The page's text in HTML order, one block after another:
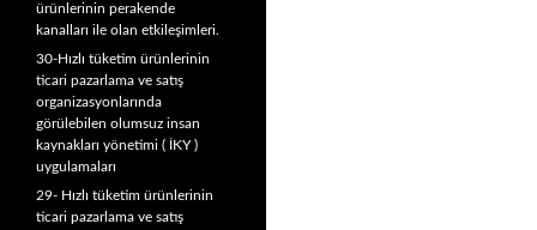
ürünlerinin perakende
kanalları ile olan etkileşimleri.
30-Hızlı tüketim ürünlerinin
ticari pazarlama ve satış
organizasyonlarında
görülebilen olumsuz insan
kaynakları yönetimi ( İKY )
uygulamaları
29- Hızlı tüketim ürünlerinin
ticari pazarlama ve satış